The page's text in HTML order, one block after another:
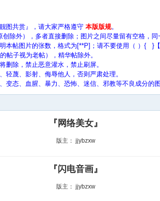
图共赏』，请大家严格遵守 本版版规。
创除外），多者直接删除；图片之间尽量留有空格，同
本帖图片的张数，格式为[**P]；请不要使用（ ）{ }【
帖子视为老帖），精华帖除外。
删除，禁止恶意灌水，禁止刷屏。
轻蔑、影射、侮辱他人，否则严肃处理。
变态、血腥、暴力、恐怖、迷信、邪教等不良成分的
『网络美女』
版主： jjybzxw
『闪电音画』
版主： jjybzxw